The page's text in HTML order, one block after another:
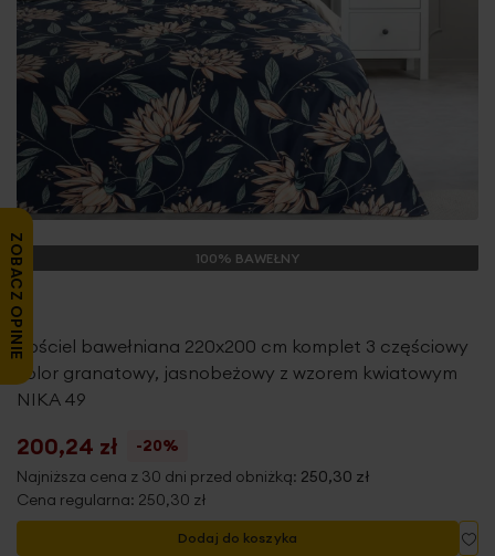
100% BAWEŁNY
Pościel bawełniana 220x200 cm komplet 3 częściowy
kolor granatowy, jasnobeżowy z wzorem kwiatowym
NIKA 49
200,24 zł
-20%
Najniższa cena z 30 dni przed obniżką: 250,30 zł
Cena regularna: 250,30 zł
Dodaj do koszyka
ZOBACZ OPINIE